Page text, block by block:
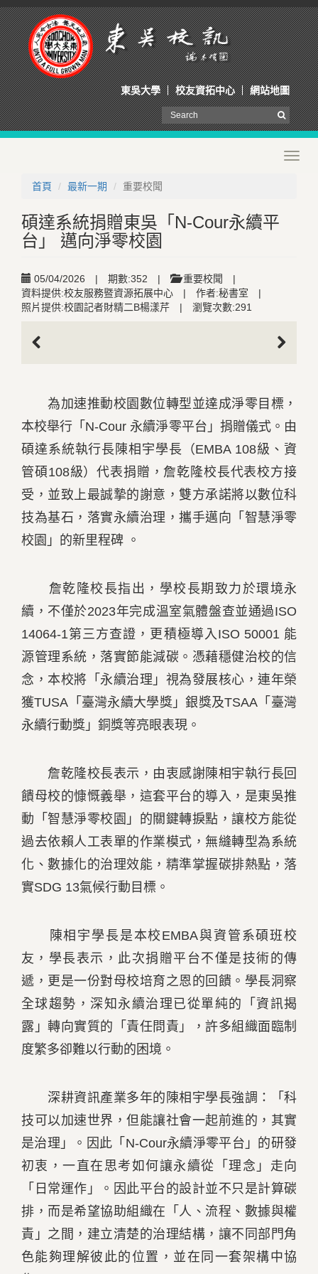
東吳大學 校友資拓中心 網站地圖
首頁
最新一期 重要校聞
碩達系統捐贈東吳「N-Cour永續平
台」 邁向淨零校園
05/04/2026 | 期數:352 | 重要校聞
|
資料提供:校友服務暨資源拓展中心
| 作者:秘書室
|
照片提供:校園記者財精二B楊漾芹
| 瀏覽次數:291
為加速推動校園數位轉型並達成淨零目標，
本校舉行「N-Cour 永續淨零平台」捐贈儀式。由
碩達系統執行長陳相宇學長（EMBA 108級、資
管碩108級）代表捐贈，詹乾隆校長代表校方接
受，並致上最誠摯的謝意，雙方承諾將以數位科
技為基石，落實永續治理，攜手邁向「智慧淨零
校園」的新里程碑 。
詹乾隆校長指出，學校長期致力於環境永
續，不僅於2023年完成溫室氣體盤查並通過ISO
14064-1第三方查證，更積極導入ISO 50001 能
源管理系統，落實節能減碳。憑藉穩健治校的信
念，本校將「永續治理」視為發展核心，連年榮
獲TUSA「臺灣永續大學獎」銀獎及TSAA「臺灣
永續行動獎」銅獎等亮眼表現。
詹乾隆校長表示，由衷感謝陳相宇執行長回
饋母校的慷慨義舉，這套平台的導入，是東吳推
動「智慧淨零校園」的關鍵轉捩點，讓校方能從
過去依賴人工表單的作業模式，無縫轉型為系統
化、數據化的治理效能，精準掌握碳排熱點，落
實SDG 13氣候行動目標。
陳相宇學長是本校EMBA與資管系碩班校
友，學長表示，此次捐贈平台不僅是技術的傳
遞，更是一份對母校培育之恩的回饋。學長洞察
全球趨勢，深知永續治理已從單純的「資訊揭
露」轉向實質的「責任問責」，許多組織面臨制
度繁多卻難以行動的困境。
深耕資訊產業多年的陳相宇學長強調：「科
技可以加速世界，但能讓社會一起前進的，其實
是治理」。因此「N-Cour永續淨零平台」的研發
初衷，一直在思考如何讓永續從「理念」走向
「日常運作」。因此平台的設計並不只是計算碳
排，而是希望協助組織在「人、流程、數據與權
責」之間，建立清楚的治理結構，讓不同部門角
色能夠理解彼此的位置，並在同一套架構中協